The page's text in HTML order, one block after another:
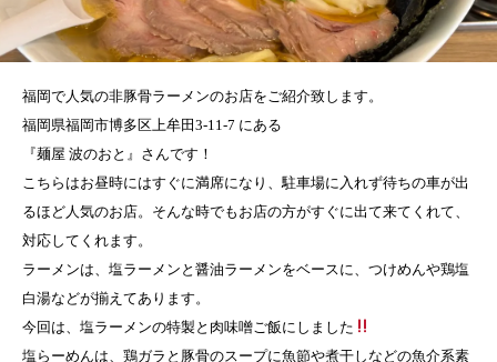
福岡で人気の非豚骨ラーメンのお店をご紹介致します。
福岡県福岡市博多区上牟田3-11-7 にある
『麺屋 波のおと』さんです！
こちらはお昼時にはすぐに満席になり、駐車場に入れず待ちの車が出
るほど人気のお店。そんな時でもお店の方がすぐに出て来てくれて、
対応してくれます。
ラーメンは、塩ラーメンと醤油ラーメンをベースに、つけめんや鶏塩
白湯などが揃えてあります。
今回は、塩ラーメンの特製と肉味噌ご飯にしました
塩らーめんは、鶏ガラと豚骨のスープに魚節や煮干しなどの魚介系素